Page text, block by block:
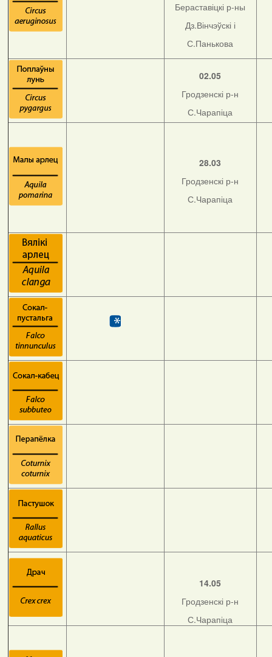
Бераставіцкі р-ны
Дз.Вінчэўскі і
С.Панькова
02.05
Гродзенскі р-н
С.Чарапіца
28.03
Гродзенскі р-н
С.Чарапіца
14.05
Гродзенскі р-н
С.Чарапіца